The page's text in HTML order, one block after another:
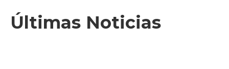
Últimas Noticias